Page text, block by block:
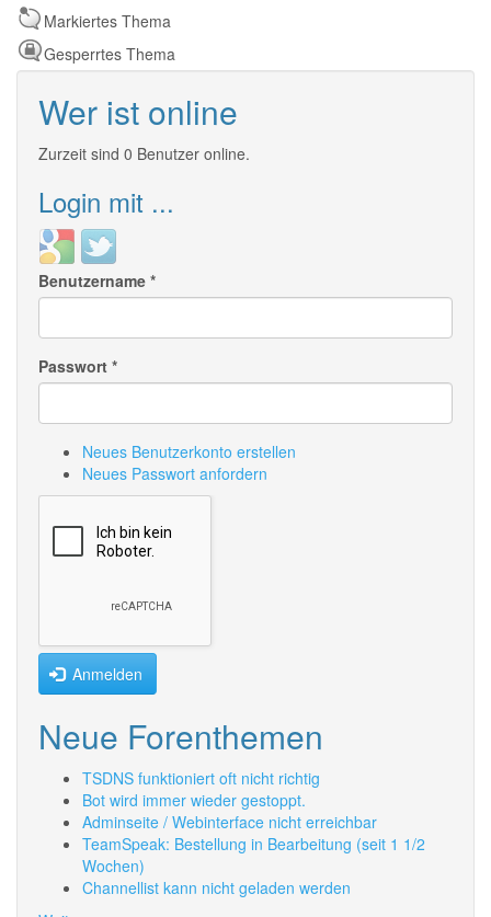
Markiertes Thema
Gesperrtes Thema
Wer ist online
Zurzeit sind 0 Benutzer online.
Login mit ...
Login
with
Google
Login
with
Twitter
Benutzername *
Passwort *
Neues Benutzerkonto erstellen
Neues Passwort anfordern
Anmelden
Neue Forenthemen
TSDNS funktioniert oft nicht richtig
Bot wird immer wieder gestoppt.
Adminseite / Webinterface nicht erreichbar
TeamSpeak: Bestellung in Bearbeitung (seit 1 1/2
Wochen)
Channellist kann nicht geladen werden